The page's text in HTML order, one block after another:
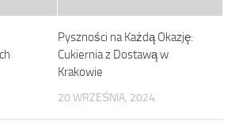
Pyszności na Każdą Okazję:
Cukiernia z Dostawą w
Krakowie
20 WRZEŚNIA, 2024